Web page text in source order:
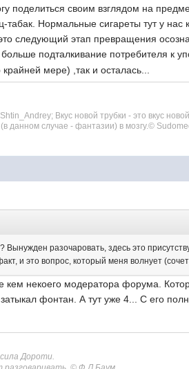
поделиться своим взглядом на
Нормальные сигареты тут у
следующий этап превращения
подталкивание потребителя к
мере) ,так и осталась...
Вкус новой трубки - это вкус
данном случае - фантазии) в мозгу.©
разочаровать, здесь это
и это вопрос, который меня волнует
некоего модератора форума.
фонтан. А тут уже 4... С его
Дороти.